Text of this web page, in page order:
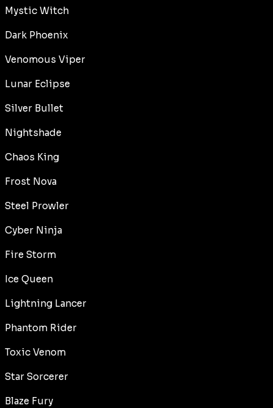
Mystic Witch
Dark Phoenix
Venomous Viper
Lunar Eclipse
Silver Bullet
Nightshade
Chaos King
Frost Nova
Steel Prowler
Cyber Ninja
Fire Storm
Ice Queen
Lightning Lancer
Phantom Rider
Toxic Venom
Star Sorcerer
Blaze Fury